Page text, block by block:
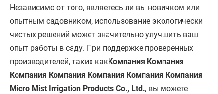
Независимо от того, являетесь ли вы новичком или
опытным садовником, использование экологически
чистых решений может значительно улучшить ваш
опыт работы в саду. При поддержке проверенных
производителей, таких какКомпания Компания
Компания Компания Компания Компания Компания
Micro Mist Irrigation Products Co., Ltd., вы можете